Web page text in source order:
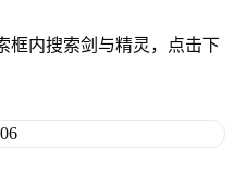
框内搜索剑与精灵，点击下